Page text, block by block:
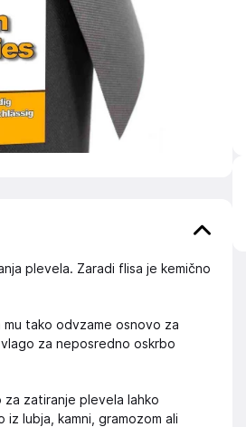
plevela. Zaradi flisa je kemično
tako odvzame osnovo za
za neposredno oskrbo
za zatiranje plevela lahko
lubja, kamni, gramozom ali